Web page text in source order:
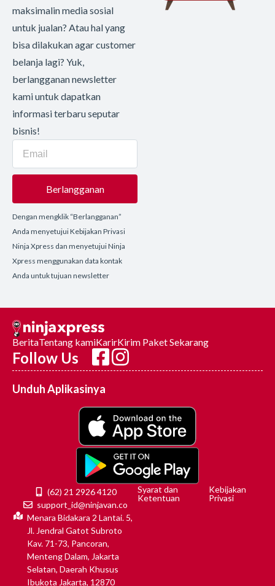
maksimalin media sosial
untuk jualan? Atau hal yang
bisa dilakukan agar customer
belanja lagi? Yuk,
berlangganan newsletter
kami untuk dapatkan
informasi terbaru seputar
bisnis!
Berlangganan
Dengan mengklik “Berlangganan”
Anda menyetujui Kebijakan Privasi
Ninja Xpress dan menyetujui Ninja
Xpress menggunakan data kontak
Anda untuk tujuan newsletter
BeritaTentang kamiKarirKirim Paket Sekarang
Follow Us
Unduh Aplikasinya
(62) 21 2926 4120
support_id@ninjavan.co
Menara Bidakara 2 Lantai. 5,
Jl. Jendral Gatot Subroto
Kav. 71-73, Pancoran,
Menteng Dalam, Jakarta
Selatan, Daerah Khusus
Ibukota Jakarta, 12870
Syarat dan
Ketentuan
Kebijakan
Privasi